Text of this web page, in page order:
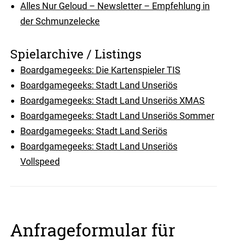
Alles Nur Geloud – Newsletter – Empfehlung in
der Schmunzelecke
Spielarchive / Listings
Boardgamegeeks: Die Kartenspieler TIS
Boardgamegeeks: Stadt Land Unseriös
Boardgamegeeks: Stadt Land Unseriös XMAS
Boardgamegeeks: Stadt Land Unseriös Sommer
Boardgamegeeks: Stadt Land Seriös
Boardgamegeeks: Stadt Land Unseriös
Vollspeed
Anfrageformular für